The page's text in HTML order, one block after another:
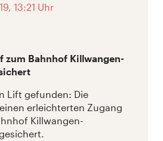
13:21 Uhr
zum Bahnhof Killwangen-
Lift gefunden: Die
erleichterten Zugang
Killwangen-